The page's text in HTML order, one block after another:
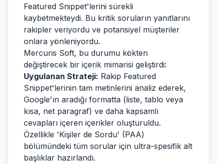
Featured Snippet'lerini sürekli
kaybetmekteydi. Bu kritik soruların yanıtlarını
rakipler veriyordu ve potansiyel müşteriler
onlara yönleniyordu.
Mercuris Soft, bu durumu kökten
değiştirecek bir içerik mimarisi geliştirdi:
Uygulanan Strateji: Rakip Featured
Snippet'lerinin tam metinlerini analiz ederek,
Google'ın aradığı formatta (liste, tablo veya
kısa, net paragraf) ve daha kapsamlı
cevapları içeren içerikler oluşturuldu.
Özellikle 'Kişiler de Sordu' (PAA)
bölümündeki tüm sorular için ultra-spesifik alt
başlıklar hazırlandı.